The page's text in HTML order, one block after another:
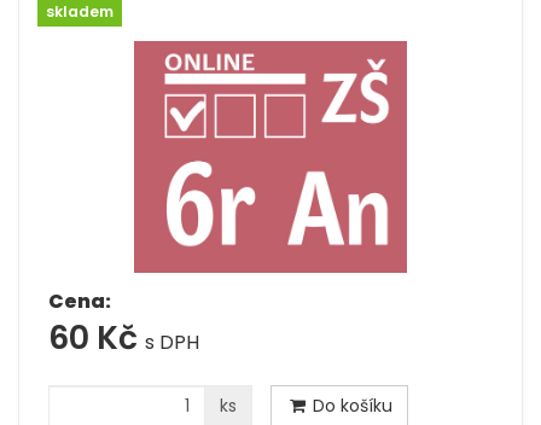
skladem
Cena:
60 Kč s DPH
ks Do košíku